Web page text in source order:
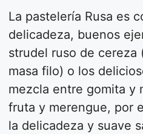
La pastelería Rusa es
delicadeza, buenos
strudel ruso de cereza
masa filo) o los
mezcla entre gomita y
fruta y merengue, por
la delicadeza y suave